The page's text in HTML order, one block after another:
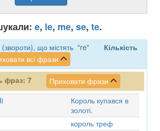
e, le, me, se, te.
що містять "re"
Кількість
всі фрази
фраз: 7
Приховати фрази
Король купався в
золоті.
король треф